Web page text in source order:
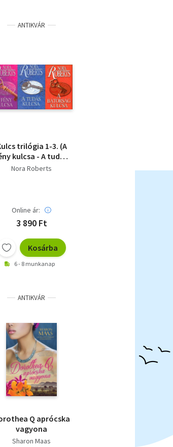
ANTIKVÁR
trilógia 1-3. (A
kulcsa - A tudás
kulcsa - A bátorság
Nora Roberts
Online ár:
3 890 Ft
Kosárba
6 - 8 munkanap
ANTIKVÁR
Q aprócska
vagyona
Sharon Maas